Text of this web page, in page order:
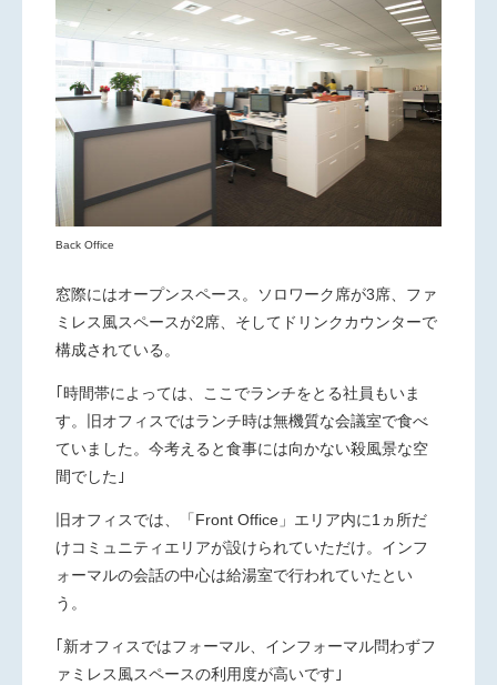
Back Office
窓際にはオープンスペース。ソロワーク席が3席、ファ
ミレス風スペースが2席、そしてドリンクカウンターで
構成されている。
｢時間帯によっては、ここでランチをとる社員もいま
す。旧オフィスではランチ時は無機質な会議室で食べ
ていました。今考えると食事には向かない殺風景な空
間でした｣
旧オフィスでは、「Front Office」エリア内に1ヵ所だ
けコミュニティエリアが設けられていただけ。インフ
ォーマルの会話の中心は給湯室で行われていたとい
う。
｢新オフィスではフォーマル、インフォーマル問わずフ
ァミレス風スペースの利用度が高いです｣